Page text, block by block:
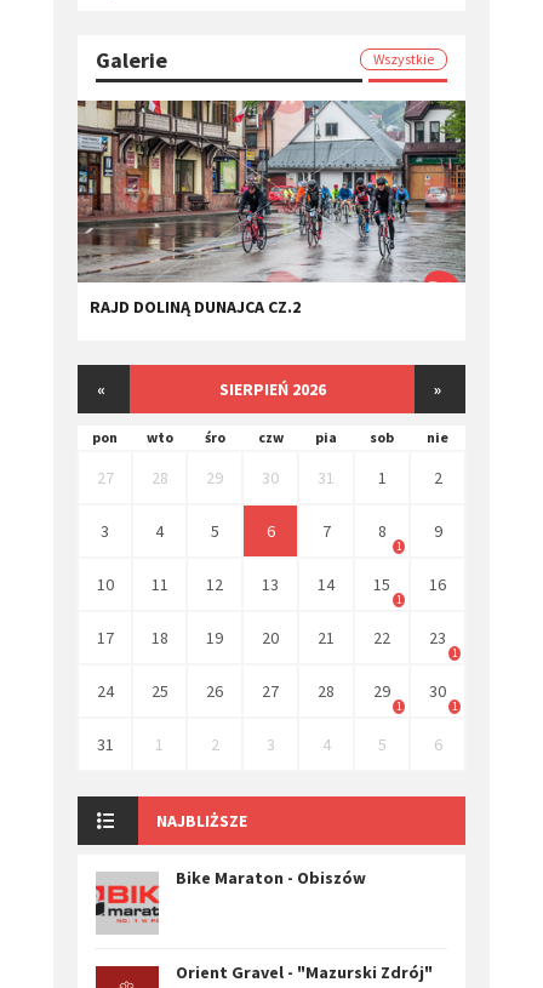
Galerie Wszystkie
RAJD DOLINĄ DUNAJCA CZ.2
« SIERPIEŃ 2026 »
pon wto śro czw pia sob nie
27 28 29 30 31 1 2
3 4 5 6 7 8
1
9
10 11 12 13 14 15
1
16
17 18 19 20 21 22 23
1
24 25 26 27 28 29
1
30
1
31 1 2 3 4 5 6
NAJBLIŻSZE
Bike Maraton - Obiszów
Orient Gravel - "Mazurski Zdrój"